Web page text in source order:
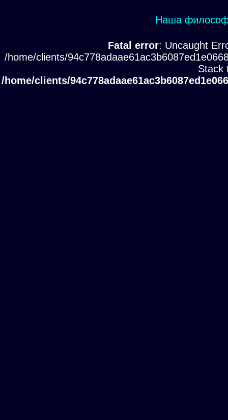
Наша
Fatal error: Uncaught
/home/clients/
Stack
/home/clients/